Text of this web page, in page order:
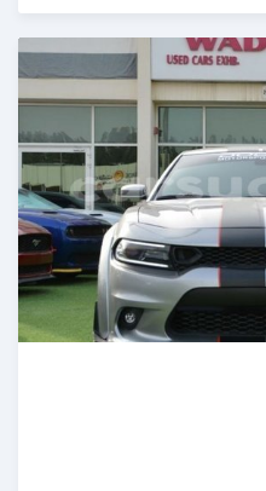
Publié il y a presque 6 ans